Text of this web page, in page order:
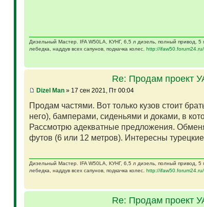
Дизельный Мастер. IFA W50LA, КУНГ, 6,5 л дизель, полный привод,
лебедка, наддув всех сапунов, подкачка колес. http://ifaw50.forum24.ru/
Re: Продам проект
Dizel Man» 17 сен 2021, Пт 00:04
Продам частями. Вот только кузов стоит
него), бамперами, сиденьями и доками, в
Рассмотрю адекватные предложения.
футов (6 или 12 метров). Интересны
Дизельный Мастер. IFA W50LA, КУНГ, 6,5 л дизель, полный привод,
лебедка, наддув всех сапунов, подкачка колес. http://ifaw50.forum24.ru/
Re: Продам проект